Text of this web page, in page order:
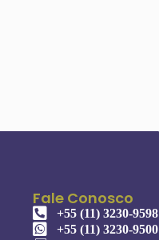
Fale Conosco
+55 (11) 3230-9598
+55 (11) 3230-9500